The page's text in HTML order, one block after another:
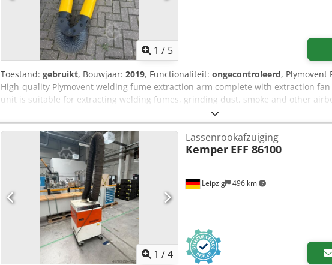
1 / 5
Toestand: gebruikt, Bouwjaar: 2019, Functionaliteit: ongecontroleerd, Plymovent
High-quality Plymovent welding fume extraction arm complete with extraction
unit is suitable for extracting welding fumes, grinding dust, smoke and other
directly at the source. Professionally dismantled from an industrial production
immediately from our warehouse in Rotterdam, The Netherlands. Manufacturer
Manufacturing Year 2019 Extraction Arm Flexible articulated extraction arm Fan
Manufacturer Echtop Motor Type T7112-2 Motor Power 0.55 kW Voltage 230 / 400
Speed 2760 rpm Protection Class IP55 Condition Used – Excellent condition
Location Rotterdam, The Netherlands SURPLUS – Industrial Solutions From
1 /4
Leipzig 496 km
Lassenrookafzuiging
Kemper EFF 86100